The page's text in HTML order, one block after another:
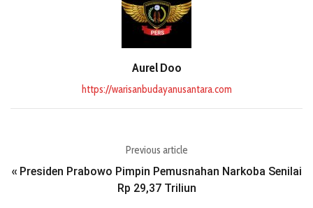
Aurel Doo
https://warisanbudayanusantara.com
Previous article
« Presiden Prabowo Pimpin Pemusnahan Narkoba Senilai
Rp 29,37 Triliun